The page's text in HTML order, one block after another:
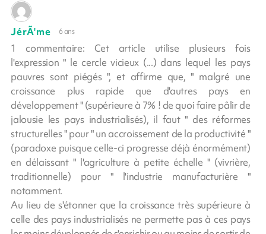
JérÃ'me 6 ans
1 commentaire: Cet article utilise plusieurs fois
l'expression " le cercle vicieux (...) dans lequel les pays
pauvres sont piégés ", et affirme que, " malgré une
croissance plus rapide que d'autres pays en
développement " (supérieure à 7% ! de quoi faire pâlir de
jalousie les pays industrialisés), il faut " des réformes
structurelles " pour " un accroissement de la productivité "
(paradoxe puisque celle-ci progresse déjà énormément)
en délaissant " l'agriculture à petite échelle " (vivrière,
traditionnelle) pour " l'industrie manufacturière "
notamment.
Au lieu de s'étonner que la croissance très supérieure à
celle des pays industrialisés ne permette pas à ces pays